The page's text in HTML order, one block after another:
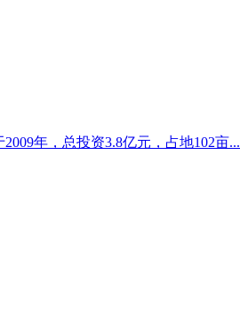
年，总投资3.8亿元，占地102亩...